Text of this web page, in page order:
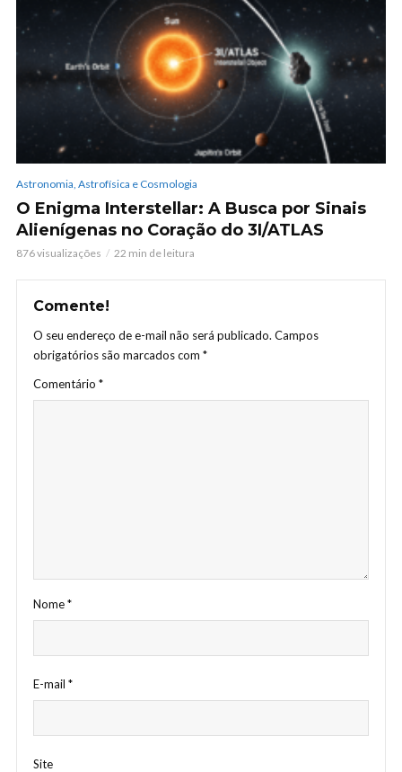
Astronomia, Astrofísica e Cosmologia
O Enigma Interstellar: A Busca por Sinais
Alienígenas no Coração do 3I/ATLAS
876 visualizações 22 min de leitura
Comente!
O seu endereço de e-mail não será publicado. Campos
obrigatórios são marcados com *
Comentário *
Nome*
E-mail *
Site